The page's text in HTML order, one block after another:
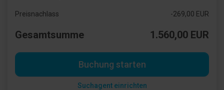
Preisnachlass -269,00 EUR
Gesamtsumme 1.560,00 EUR
Buchung starten
Suchagent einrichten